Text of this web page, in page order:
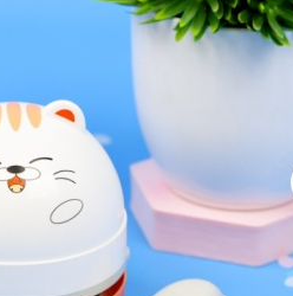
Дакимакуры